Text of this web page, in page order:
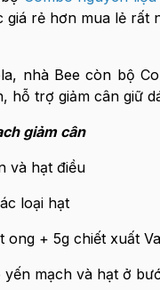
rẻ hơn mua lẻ rất
nhà Bee còn bộ
hỗ trợ giảm cân giữ
giảm cân
và hạt điều
loại hạt
ong + 5g chiết xuất
mạch và hạt ở